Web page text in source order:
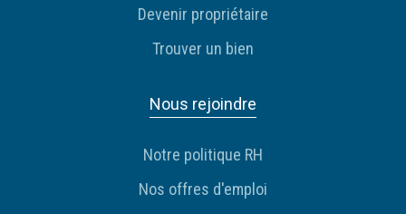
Devenir propriétaire
Trouver un bien
Nous rejoindre
Notre politique RH
Nos offres d'emploi